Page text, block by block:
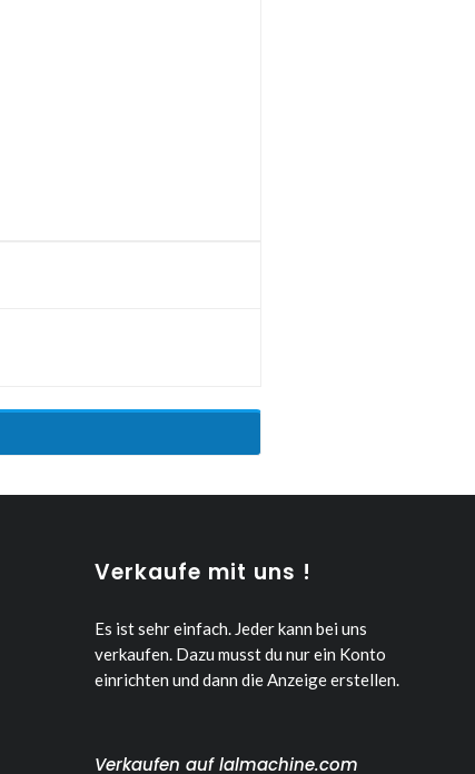
Verkaufe mit uns !
Es ist sehr einfach. Jeder kann bei uns
verkaufen. Dazu musst du nur ein Konto
einrichten und dann die Anzeige erstellen.
Verkaufen auf lalmachine.com